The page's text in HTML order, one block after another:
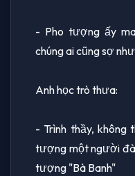
- Pho tượng ấy
chúng ai cũng sợ
Anh học trò thưa:
- Trình thầy, không
tượng một người
tượng "Bà Banh"